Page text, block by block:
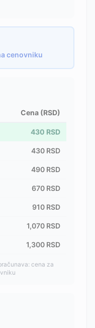
cenovniku
Cena (RSD)
430 RSD
430 RSD
490 RSD
670 RSD
910 RSD
1,070 RSD
1,300 RSD
cena za